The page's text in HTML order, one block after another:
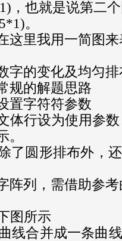
，也就是说第二
。
这里我用一简图
字的变化及均匀
规的解题思路
置字符符参数
体行设为使用参数
。
了圆形排布外，
阵列，需借助参
图所示
线合并成一条曲